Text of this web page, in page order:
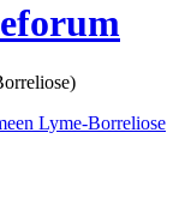
Lyme-Borreliose